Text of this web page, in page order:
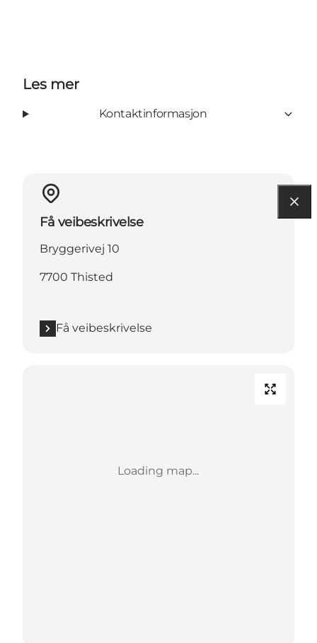
Les mer
Kontaktinformasjon
Få veibeskrivelse
Bryggerivej 10
7700 Thisted
Få veibeskrivelse
Loading map...